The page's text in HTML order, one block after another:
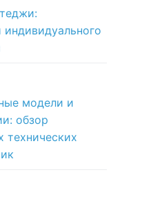
индивидуального
модели и
обзор
технических